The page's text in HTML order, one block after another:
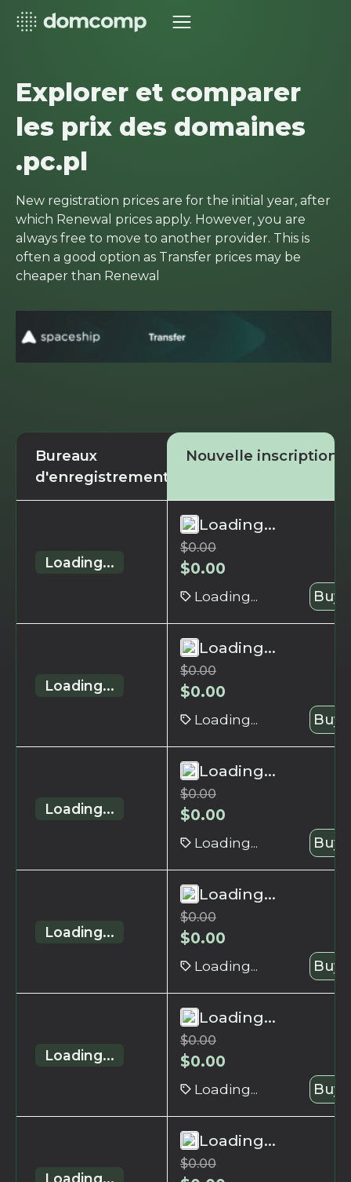
Explorer et comparer
les prix des domaines
.pc.pl
New registration prices are for the initial year, after
which Renewal prices apply. However, you are
always free to move to another provider. This is
often a good option as Transfer prices may be
cheaper than Renewal
Bureaux
d'enregistrement
Nouvelle inscription
Loading...
Loading...
$0.00
$0.00
Loading... Buy
Loading...
Loading...
$0.00
$0.00
Loading... Buy
Loading...
Loading...
$0.00
$0.00
Loading... Buy
Loading...
Loading...
$0.00
$0.00
Loading... Buy
Loading...
Loading...
$0.00
$0.00
Loading... Buy
Loading...
Loading...
$0.00